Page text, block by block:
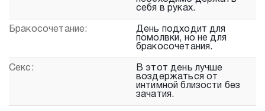
себя в руках.
Бракосочетание:
День подходит для
помолвки, но не для
бракосочетания.
Секс:
В этот день лучше
воздержаться от
интимной близости без
зачатия.